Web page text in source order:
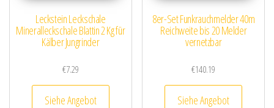
Leckstein Leckschale
Mineralleckschale Blattin 2 Kg für
Kälber Jungrinder
€7.29
Siehe Angebot
8er-Set Funkrauchmelder 40m
Reichweite bis 20 Melder
vernetzbar
€140.19
Siehe Angebot